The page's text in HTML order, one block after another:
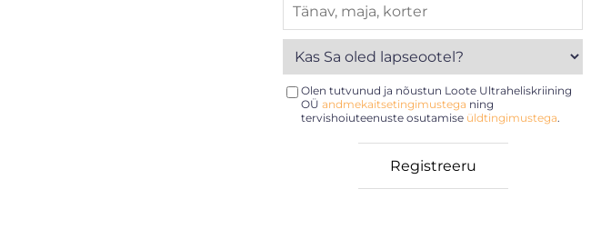
Olen tutvunud ja nõustun Loote Ultraheliskriining
OÜ andmekaitsetingimustega ning
tervishoiuteenuste osutamise üldtingimustega.